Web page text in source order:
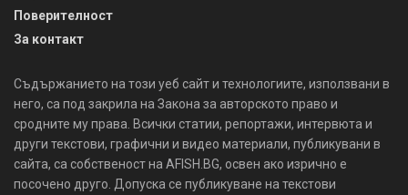
Поверителност
За контакт
Съдържанието на този уеб сайт и технологиите, използвани в
него, са под закрила на Закона за авторското право и
сродните му права. Всички статии, репортажи, интервюта и
други текстови, графични и видео материали, публикувани в
сайта, са собственост на AFISH.BG, освен ако изрично е
посочено друго. Допуска се публикуване на текстови